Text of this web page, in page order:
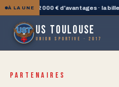
À LA UNE5 + 2 000 € d'avantages · la
US TOULOUSE
UNION SPORTIVE · 2017
PARTENAIRES